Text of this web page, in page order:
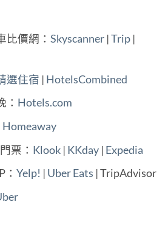
比價網： Skyscanner|Trip|
選住宿 | HotelsCombined
： Hotels.com
Homeaway
票： Klook| KKday| Expedia
Yelp! | Uber Eats | TripAdvisor